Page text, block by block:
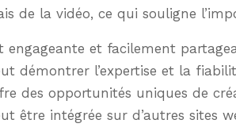
de la vidéo, ce qui souligne
engageante et facilement
démontrer l’expertise et la
des opportunités uniques de
être intégrée sur d’autres sites